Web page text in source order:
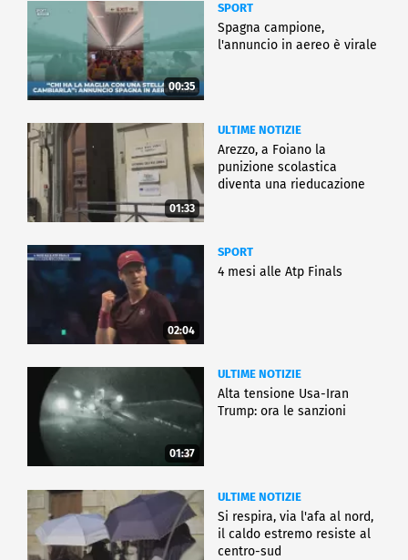
00:35
SPORT
Spagna campione,
l'annuncio in aereo è virale
01:33
ULTIME NOTIZIE
Arezzo, a Foiano la
punizione scolastica
diventa una rieducazione
02:04
SPORT
4 mesi alle Atp Finals
01:37
ULTIME NOTIZIE
Alta tensione Usa-Iran
Trump: ora le sanzioni
ULTIME NOTIZIE
Si respira, via l'afa al nord,
il caldo estremo resiste al
centro-sud